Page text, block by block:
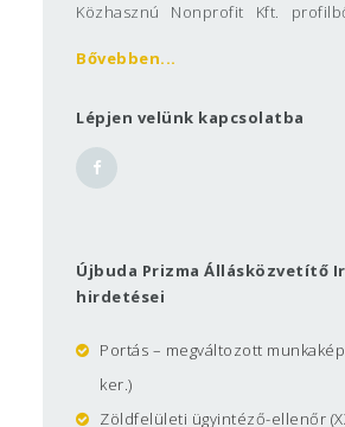
Közhasznú Nonprofit Kft.
térítésmentesen végzi, célja,
egzisztenciáját biztosító
Állásközvetítő Iroda az Újbuda
Nonprofit Kft. foglalkozás
több mint egy évtizedes
Munkatársaink
Csiszár Zsuzsanna
Ilcsik Dávid
, ügyintéző
Bővebben...
Lépjen velünk kapcsolatba
Újbuda Prizma Állásközvetítő
hirdetései
Portás – megváltozott
ker.)
Zöldfelületi ügyintéző-ellenőr